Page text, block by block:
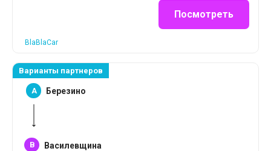
Посмотреть
BlaBlaCar
Варианты партнеров
A Березино
B Василевщина